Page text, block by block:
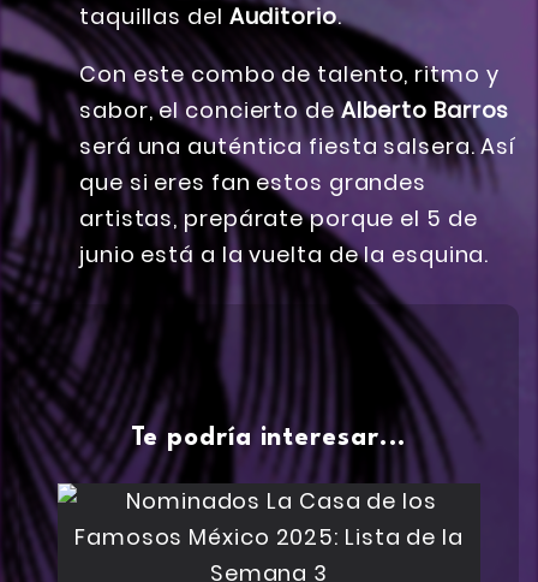
taquillas del Auditorio.
Con este combo de talento, ritmo y
sabor, el concierto deAlberto Barros
será una auténtica fiesta salsera. Así
que si eres fan estos grandes
artistas, prepárate porque el 5 de
junio está a la vuelta de la esquina.
Te podría interesar...